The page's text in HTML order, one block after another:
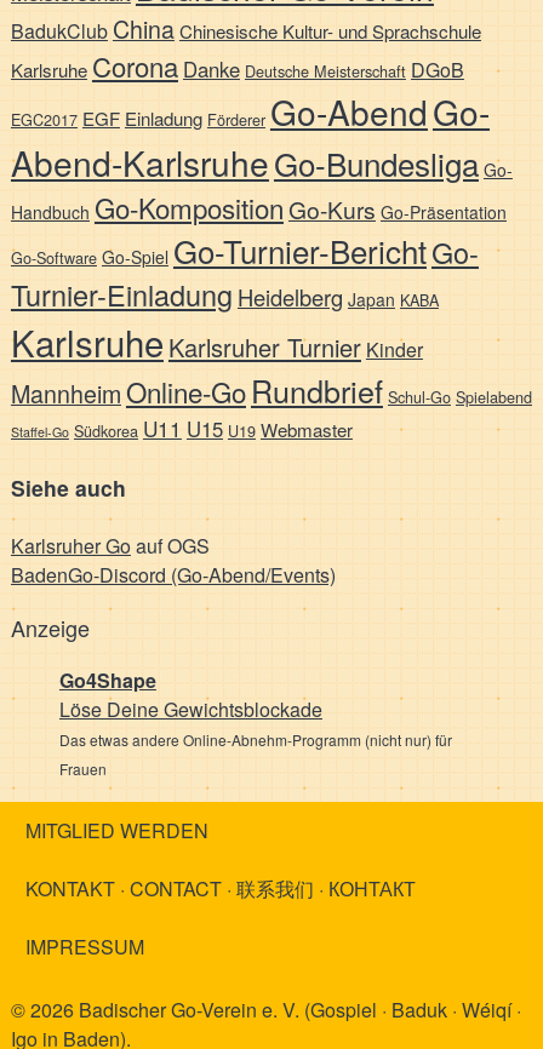
BadukClub ChinaChinesische Kultur- und Sprachschule
KarlsruheCorona Danke Deutsche Meisterschaft DGoB
EGC2017 EGF Einladung Förderer Go-AbendGo-
Abend-KarlsruheGo-Bundesliga Go-
Handbuch Go-KompositionGo-Kurs Go-Präsentation
Go-Software Go-Spiel Go-Turnier-BerichtGo-
Turnier-EinladungHeidelberg Japan KABA
Karlsruhe Karlsruher TurnierKinder
MannheimOnline-GoRundbrief Schul-Go Spielabend
Staffel-Go Südkorea U11 U15 U19 Webmaster
Siehe auch
Karlsruher Goauf OGS
BadenGo-Discord (Go-Abend/Events)
Anzeige
Go4Shape
Löse Deine Gewichts­blockade
Das etwas andere Online-Abnehm-Programm (nicht nur) für
Frauen
MITGLIED WERDEN
KONTAKT · CONTACT · 联系我们 · КОНТАКТ
IMPRESSUM
© 2026 Badischer Go-Verein e. V. (Gospiel · Baduk · Wéiqí ·
Igo in Baden).